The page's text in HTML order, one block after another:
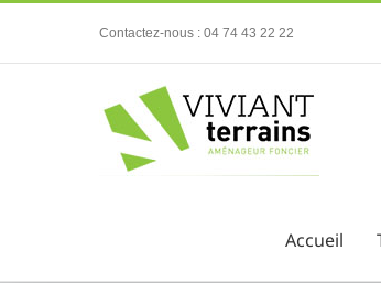
Contactez-nous : 04 74 43 22 22
Accueil